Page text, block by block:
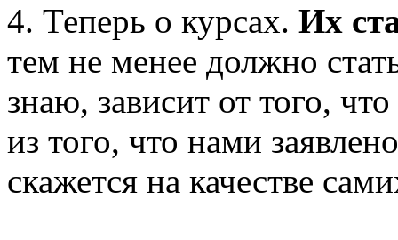
4. Теперь о курсах. Их
тем не менее должно
знаю, зависит от того,
из того, что нами
скажется на качестве